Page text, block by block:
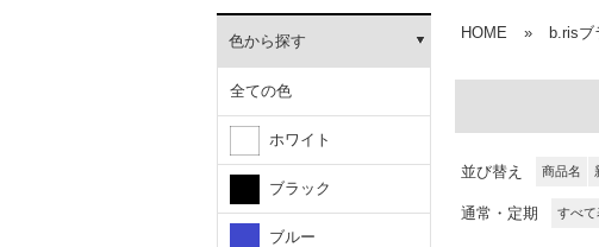
色から探す
全ての色
ホワイト
ブラック
ブルー
HOME » b.risブ
並び替え 商品名
通常・定期 すべて